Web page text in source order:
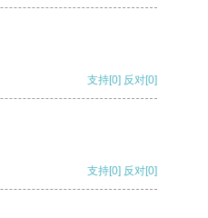
支持[0] 反对[0]
支持[0] 反对[0]